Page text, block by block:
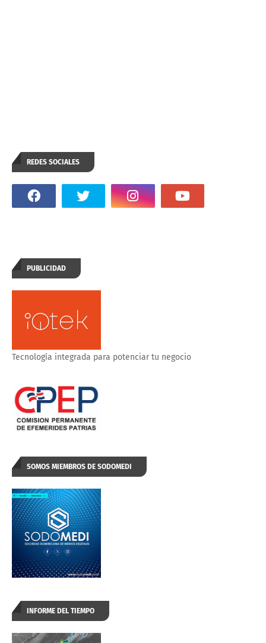
REDES SOCIALES
PUBLICIDAD
Tecnología integrada para potenciar tu negocio
SOMOS MIEMBROS DE SODOMEDI
INFORME DEL TIEMPO